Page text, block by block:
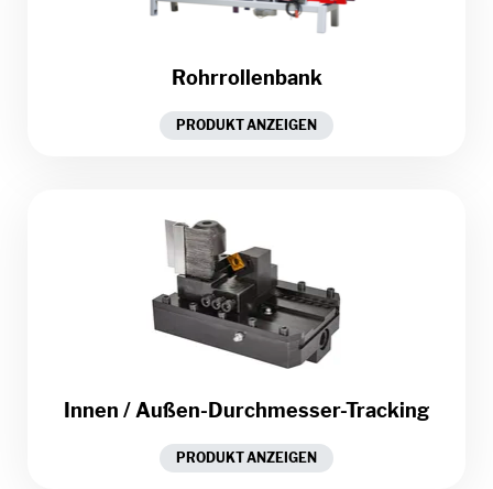
Rohrrollenbank
PRODUKT ANZEIGEN
Innen / Außen-Durchmesser-Tracking
PRODUKT ANZEIGEN